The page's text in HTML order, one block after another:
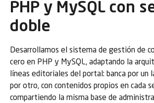
PHP y MySQL con
doble
Desarrollamos el sistema de gestión de
cero en PHP y MySQL, adaptando la
líneas editoriales del portal: banca por un
por otro, con contenidos propios en cada
compartiendo la misma base de